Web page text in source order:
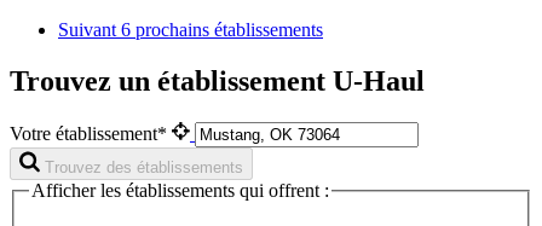
Suivant 6 prochains établissements
Trouvez un établissement U-Haul
Votre établissement*
Trouvez des établissements
Afficher les établissements qui offrent :